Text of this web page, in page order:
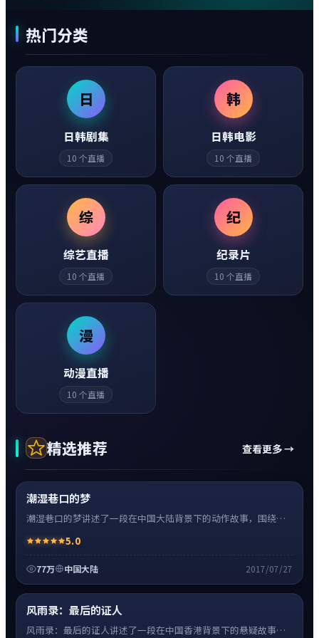
热门分类
日
日韩剧集
10 个直播
韩
日韩电影
10 个直播
综
综艺直播
10 个直播
纪
纪录片
10 个直播
漫
动漫直播
10 个直播
精选推荐 查看更多 →
超清4K
动作
潮湿巷口的梦
潮湿巷口的梦讲述了一段在中国大陆背景下的动作故事，围绕张
凑、情绪克制。
5.0
77万 中国大陆 2017/07/27
超清4K
风雨录：最后的证人
风雨录：最后的证人讲述了一段在中国香港背景下的悬疑故事，